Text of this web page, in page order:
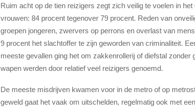
Ruim acht op de tien reizigers zegt zich veilig te voelen in
vrouwen: 84 procent tegenover 79 procent. Reden van
groepen jongeren, zwervers op perrons en overlast van
9 procent het slachtoffer te zijn geworden van criminaliteit.
meeste gevallen ging het om zakkenrollerij of diefstal
wapen werden door relatief veel reizigers genoemd.
De meeste misdrijven kwamen voor in de metro of op
geweld gaat het vaak om uitschelden, regelmatig ook met